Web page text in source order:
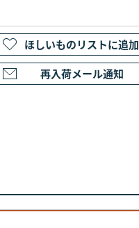
ほしいものリストに追加
再入荷メール通知